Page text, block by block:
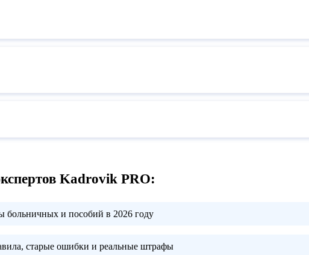
Kadrovik PRO:
больничных и пособий в 2026 году
старые ошибки и реальные штрафы